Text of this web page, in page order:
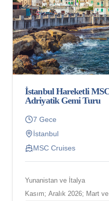
İstanbul Hareketli
Adriyatik Gemi Turu
7 Gece
İstanbul
MSC Cruises
Yunanistan ve İtalya
Kasım; Aralık 2026; Mart